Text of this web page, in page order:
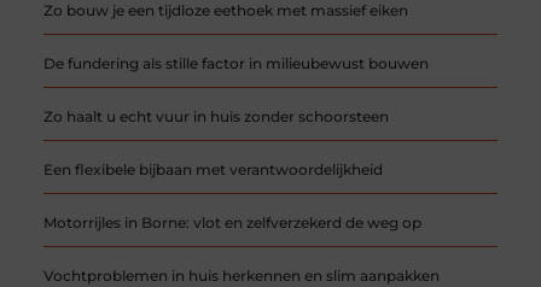
Zo bouw je een tijdloze eethoek met massief eiken
De fundering als stille factor in milieubewust bouwen
Zo haalt u echt vuur in huis zonder schoorsteen
Een flexibele bijbaan met verantwoordelijkheid
Motorrijles in Borne: vlot en zelfverzekerd de weg op
Vochtproblemen in huis herkennen en slim aanpakken